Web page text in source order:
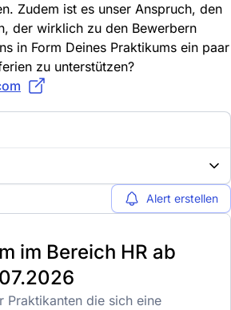
Zudem ist es unser Anspruch, den
der wirklich zu den Bewerbern
in Form Deines Praktikums ein paar
zu unterstützen?
Alert erstellen
im Bereich HR ab
Praktikanten die sich eine